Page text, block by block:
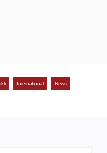
International News